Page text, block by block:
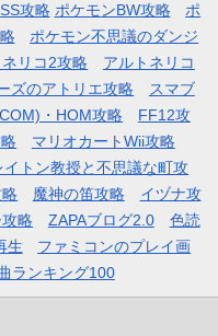
攻略 ポケモンBW攻略
ポ
ポケモン不思議のダンジ
リコ2攻略
アルトネリコ
ズのアトリエ攻略
スマブ
・HOM攻略
FF12攻
マリオカートWii攻略
イトン教授と不思議な町攻
魔神の笛攻略
イヅナ攻
略 ZAPAブログ2.0
色読
生
ファミコンのプレイ画
ランキング100